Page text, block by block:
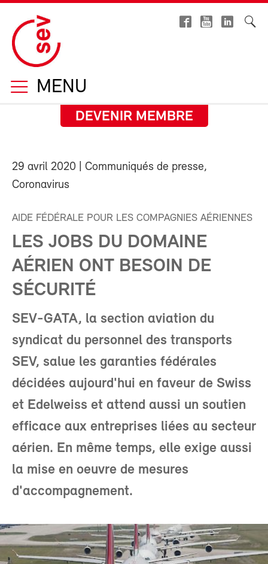
MENU
DEVENIR MEMBRE
29 avril 2020 | Communiqués de presse,
Coronavirus
AIDE FÉDÉRALE POUR LES COMPAGNIES AÉRIENNES
LES JOBS DU DOMAINE
AÉRIEN ONT BESOIN DE
SÉCURITÉ
SEV-GATA, la section aviation du
syndicat du personnel des transports
SEV, salue les garanties fédérales
décidées aujourd'hui en faveur de Swiss
et Edelweiss et attend aussi un soutien
efficace aux entreprises liées au secteur
aérien. En même temps, elle exige aussi
la mise en oeuvre de mesures
d'accompagnement.